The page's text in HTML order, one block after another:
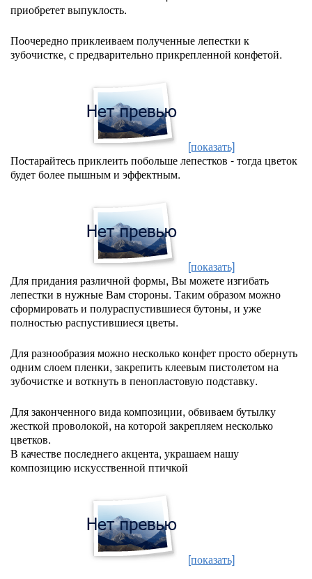
приобретет выпуклость.
Поочередно приклеиваем полученные лепестки к
зубочистке, с предварительно прикрепленной конфетой.
[показать]
Постарайтесь приклеить побольше лепестков - тогда цветок
будет более пышным и эффектным.
[показать]
Для придания различной формы, Вы можете изгибать
лепестки в нужные Вам стороны. Таким образом можно
сформировать и полураспустившиеся бутоны, и уже
полностью распустившиеся цветы.
Для разнообразия можно несколько конфет просто обернуть
одним слоем пленки, закрепить клеевым пистолетом на
зубочистке и воткнуть в пенопластовую подставку.
Для законченного вида композиции, обвиваем бутылку
жесткой проволокой, на которой закрепляем несколько
цветков.
В качестве последнего акцента, украшаем нашу
композицию искусственной птичкой
[показать]